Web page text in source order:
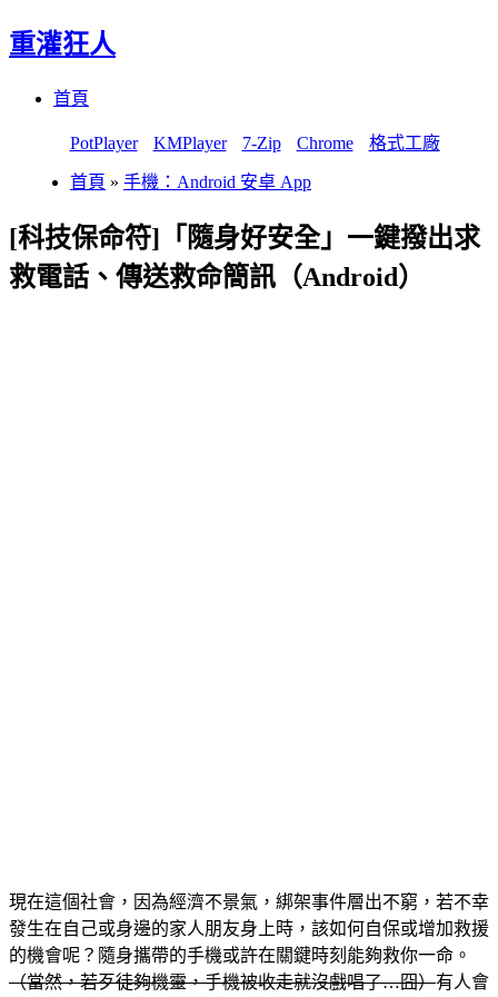
重灌狂人
首頁
PotPlayer KMPlayer 7-Zip Chrome 格式工廠
首頁 » 手機：Android 安卓 App
[科技保命符]「隨身好安全」一鍵撥出求
救電話、傳送救命簡訊（Android）
現在這個社會，因為經濟不景氣，綁架事件層出不窮，若不幸
發生在自己或身邊的家人朋友身上時，該如何自保或增加救援
的機會呢？隨身攜帶的手機或許在關鍵時刻能夠救你一命。
（當然，若歹徒夠機靈，手機被收走就沒戲唱了…囧）有人會